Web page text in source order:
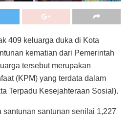
409 keluarga duka di Kota
kematian dari Pemerintah
tersebut merupakan
(KPM) yang terdata dalam
Terpadu Kesejahteraan Sosial).
santunan santunan senilai 1,227